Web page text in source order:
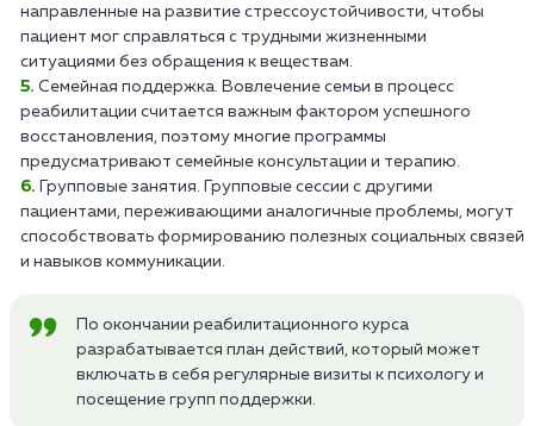
направленные на развитие стрессоустойчивости, чтобы
пациент мог справляться с трудными жизненными
ситуациями без обращения к веществам.
Семейная поддержка. Вовлечение семьи в процесс
реабилитации считается важным фактором успешного
восстановления, поэтому многие программы
предусматривают семейные консультации и терапию.
Групповые занятия. Групповые сессии с другими
пациентами, переживающими аналогичные проблемы, могут
способствовать формированию полезных социальных связей
и навыков коммуникации.
По окончании реабилитационного курса
разрабатывается план действий, который может
включать в себя регулярные визиты к психологу и
посещение групп поддержки.